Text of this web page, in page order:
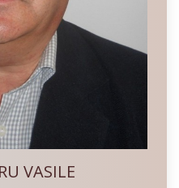
VASILE